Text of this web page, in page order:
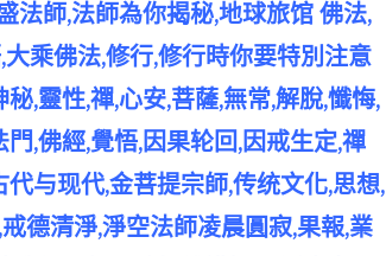
法師,法師為你揭秘,地球旅馆 佛法,
乘佛法,修行,修行時你要特別注意
,靈性,禪,心安,菩薩,無常,解脫,懺悔,
,佛經,覺悟,因果轮回,因戒生定,禪
与现代,金菩提宗師,传统文化,思想,
德清淨,淨空法師凌晨圓寂,果報,業